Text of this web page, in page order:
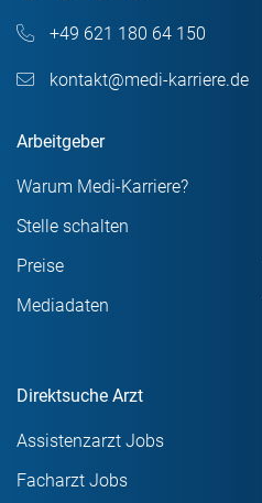
+49 621 180 64 150
kontakt@medi-karriere.de
Arbeitgeber
Warum Medi-Karriere?
Stelle schalten
Preise
Mediadaten
Direktsuche Arzt
Assistenzarzt Jobs
Facharzt Jobs